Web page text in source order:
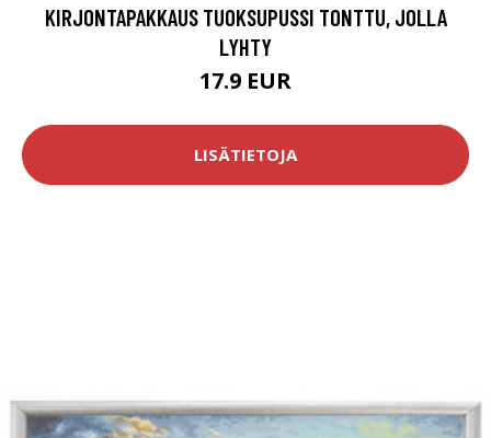
KIRJONTAPAKKAUS TUOKSUPUSSI TONTTU, JOLLA
LYHTY
17.9 EUR
LISÄTIETOJA